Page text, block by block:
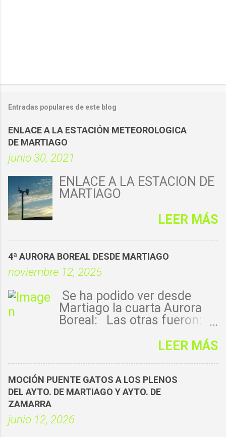
Entradas populares de este blog
ENLACE A LA ESTACIÓN METEOROLOGICA
DE MARTIAGO
junio 30, 2021
ENLACE A LA ESTACIÓN DE
MARTIAGO
LEER MÁS
4ª AURORA BOREAL DESDE MARTIAGO
noviembre 12, 2025
Se ha podido ver desde
Martiago la cuarta Aurora
Boreal: Las otras fueron:
2024: https://florenmartiago
ora-boreal-desde-
martiago.html 2ª - 11-10-
2024: https://florenmartiago
ora-boreal-desde-martiago-
LEER MÁS
MOCIÓN PUENTE GATOS A LOS PLENOS
DEL AYTO. DE MARTIAGO Y AYTO. DE
ZAMARRA
junio 12, 2026